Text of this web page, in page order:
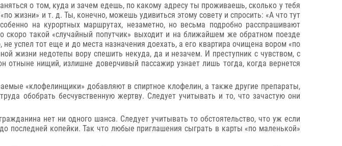
о том, куда и зачем едешь, по какому адресу ты проживаешь, сколько у тебя
жизни» и т. д. Ты, конечно, можешь удивиться этому совету и спросить: «А что тут
на курортных маршрутах, незаметно, но весьма подробно расспрашивают
такой «случайный попутчик» выходит и на ближайшем же обратном поезде
не успел тот еще и до места назначения доехать, а его квартира очищена вором «по
жизни недотепы вору спешить некуда, да и незачем. И преступник с чувством, с
нищий, излишне доверчивый пассажир узнает лишь тогда, когда вернется
«клофелинщики» добавляют в спиртное клофелин, а также другие препараты,
обобрать бесчувственную жертву. Следует учитывать и то, что зачастую они
нет ни одного шанса. Следует учитывать то обстоятельство, что уж если
последней копейки. Так что любые приглашения сыграть в карты «по маленькой»